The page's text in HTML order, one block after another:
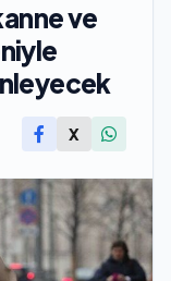
ve
X